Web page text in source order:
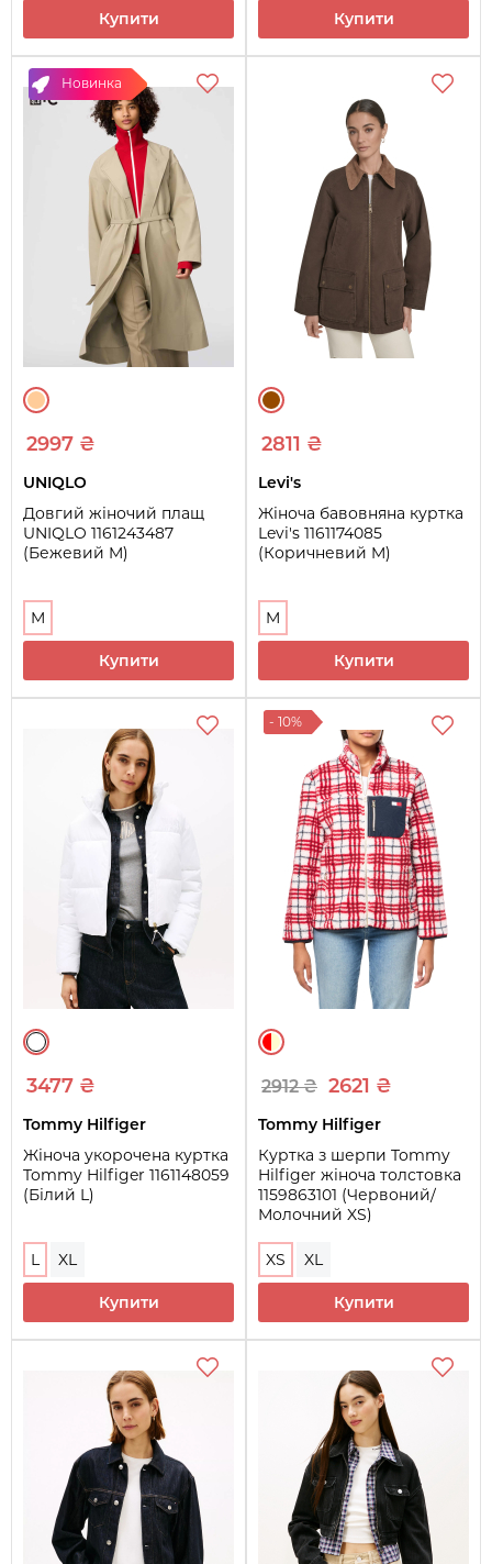
Купити Купити
Новинка
2997 ₴
UNIQLO
Довгий жіночий плащ
UNIQLO 1161243487
(Бежевий M)
M
Купити
2811 ₴
Levi's
Жіноча бавовняна куртка
Levi's 1161174085
(Коричневий M)
M
Купити
3477 ₴
Tommy Hilfiger
Жіноча укорочена куртка
Tommy Hilfiger 1161148059
(Білий L)
L XL
Купити
- 10%
2912 ₴ 2621 ₴
Tommy Hilfiger
Куртка з шерпи Tommy
Hilfiger жіноча толстовка
1159863101 (Червоний/
Молочний XS)
XS XL
Купити